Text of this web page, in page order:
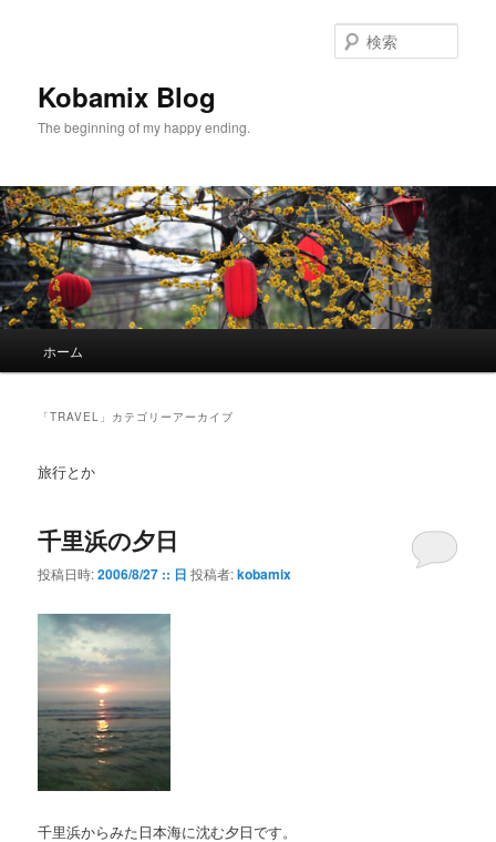
へ
移
動
移
動
Kobamix Blog
The beginning of my happy ending.
索
ホーム
「TRAVEL 」カテゴリーアーカイブ
旅行とか
千里浜の夕日
投稿日時:2006/8/27 :: 日 投稿者:kobamix
千里浜からみた日本海に沈む夕日です。